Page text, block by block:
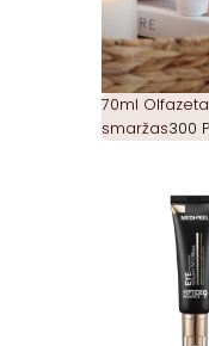
70ml Olfazeta
smaržas300